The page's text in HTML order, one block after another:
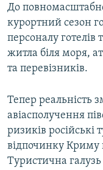
До
курортний сезон
персоналу готелів
житла біля моря,
та перевізників.
Тепер реальність
авіасполучення
ризиків російські
відпочинку Криму
Туристична